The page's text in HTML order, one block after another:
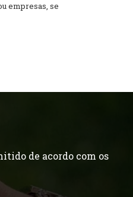
empresas, se
de acordo com os